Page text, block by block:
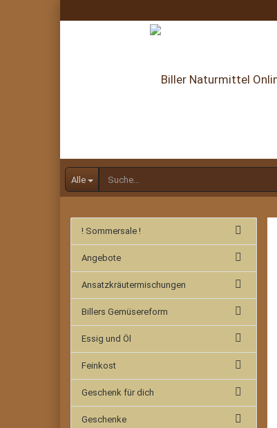
Alle
! Sommersale !
Angebote
Ansatzkräutermischungen
Billers Gemüsereform
Essig und Öl
Feinkost
Geschenk für dich
Geschenke